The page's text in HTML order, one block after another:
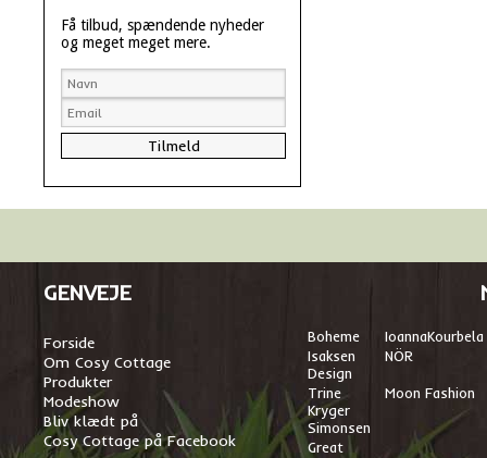
Få tilbud, spændende nyheder
og meget meget mere.
GENVEJE
Forside
Om Cosy Cottage
Produkter
Modeshow
Bliv klædt på
Cosy Cottage på Facebook
Boheme IoannaKourbela
Isaksen
Design
NÖR
Trine
Kryger
Simonsen
Moon Fashion
Great